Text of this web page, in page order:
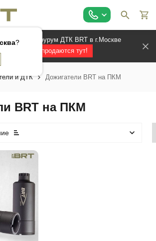
?
и шоурум ДТК BRT в г.Москве
Лучшие ДТК продаются тут!
и ДТК Дожигатели BRT на ПКМ
BRT на ПКМ